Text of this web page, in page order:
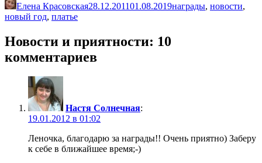
Pinterest
Елена Красовская28.12.201101.08.2019награды, новости,
новый год, платье
Новости и приятности: 10
комментариев
Настя Солнечная:
19.01.2012 в 01:02
Леночка, благодарю за награды!! Очень приятно) Заберу
к себе в ближайшее время;-)